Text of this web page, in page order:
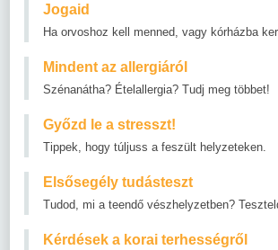
Jogaid
Ha orvoshoz kell menned, vagy kórházba
Mindent az allergiáról
Szénanátha? Ételallergia? Tudj meg többet!
Győzd le a stresszt!
Tippek, hogy túljuss a feszült helyzeteken.
Elsősegély tudásteszt
Tudod, mi a teendő vészhelyzetben?
Kérdések a korai terhességről